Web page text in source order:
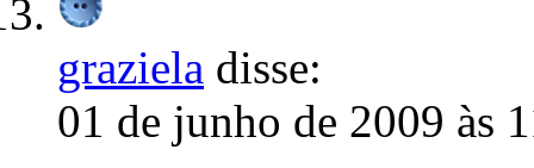
graziela disse:
01 de junho de 2009 às